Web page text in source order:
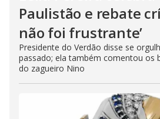
Paulistão e rebate
não foi frustrante’
Presidente do Verdão disse se
passado; ela também comentou os
do zagueiro Nino